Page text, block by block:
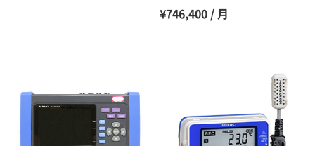
48％（割引率52％）
45％（割引率55％）
¥746,400 / 月